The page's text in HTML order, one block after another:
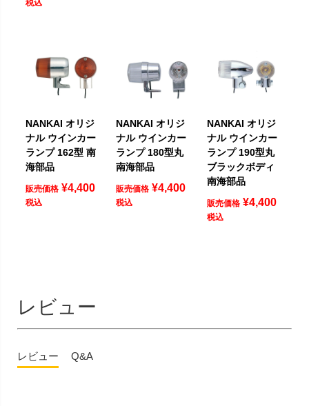
税込
NANKAI オリジ
ナル ウインカー
ランプ 162型 南
海部品
販売価格 ¥4,400
税込
NANKAI オリジ
ナル ウインカー
ランプ 180型丸
南海部品
販売価格 ¥4,400
税込
NANKAI オリジ
ナル ウインカー
ランプ 190型丸
ブラックボディ
南海部品
販売価格 ¥4,400
税込
レビュー
レビュー Q&A